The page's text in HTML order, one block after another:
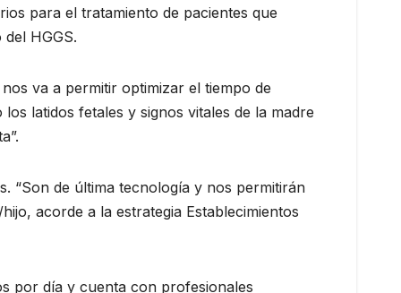
para el tratamiento de pacientes que
HGGS.
va a permitir optimizar el tiempo de
latidos fetales y signos vitales de la madre
“Son de última tecnología y nos permitirán
acorde a la estrategia Establecimientos
por día y cuenta con profesionales